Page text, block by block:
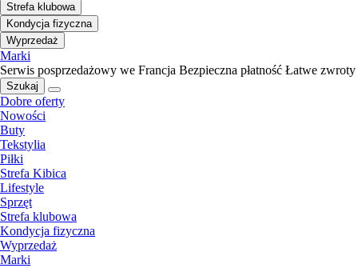
Strefa klubowa
Kondycja fizyczna
Wyprzedaż
Marki
Serwis posprzedażowy we Francja Bezpieczna płatność Łatwe zwroty
Szukaj
Dobre oferty
Nowości
Buty
Tekstylia
Piłki
Strefa Kibica
Lifestyle
Sprzęt
Strefa klubowa
Kondycja fizyczna
Wyprzedaż
Marki